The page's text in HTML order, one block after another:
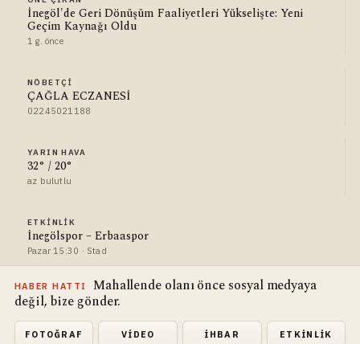
İnegöl'de Geri Dönüşüm Faaliyetleri Yükselişte: Yeni
Geçim Kaynağı Oldu
1 g. önce
NÖBETÇI
ÇAĞLA ECZANESİ
02245021188
YARIN HAVA
32° / 20°
az bulutlu
ETKINLIK
İnegölspor – Erbaaspor
Pazar 15:30 · Stad
HABER HATTI
Mahallende olanı önce sosyal medyaya
değil, bize gönder.
FOTOĞRAF VIDEO İHBAR ETKINLIK